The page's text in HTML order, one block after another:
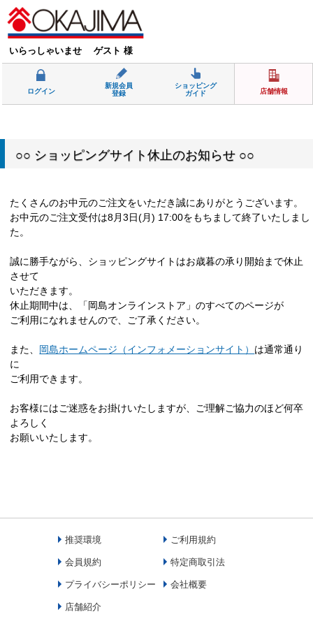
いらっしゃいませ ゲスト 様
ログイン
新規会員
登録
ショッピング
ガイド
店舗情報
○○ ショッピングサイト休止のお知らせ ○○
たくさんのお中元のご注文をいただき誠にありがとうございます。
お中元のご注文受付は8月3日(月) 17:00をもちまして終了いたしまし
た。
誠に勝手ながら、ショッピングサイトはお歳暮の承り開始まで休止
させて
いただきます。
休止期間中は、「岡島オンラインストア」のすべてのページが
ご利用になれませんので、ご了承ください。
また、 岡島ホームページ（インフォメーションサイト） は通常通り
に
ご利用できます。
お客様にはご迷惑をお掛けいたしますが、ご理解ご協力のほど何卒
よろしく
お願いいたします。
推奨環境 ご利用規約
会員規約 特定商取引法
プライバシーポリシー 会社概要
店舗紹介